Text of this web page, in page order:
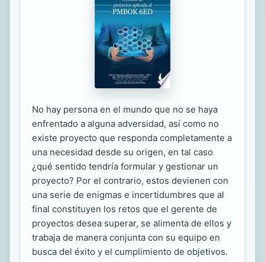
No hay persona en el mundo que no se haya
enfrentado a alguna adversidad, así como no
existe proyecto que responda completamente a
una necesidad desde su origen, en tal caso
¿qué sentido tendría formular y gestionar un
proyecto? Por el contrario, estos devienen con
una serie de enigmas e incertidumbres que al
final constituyen los retos que el gerente de
proyectos desea superar, se alimenta de ellos y
trabaja de manera conjunta con su equipo en
busca del éxito y el cumplimiento de objetivos.